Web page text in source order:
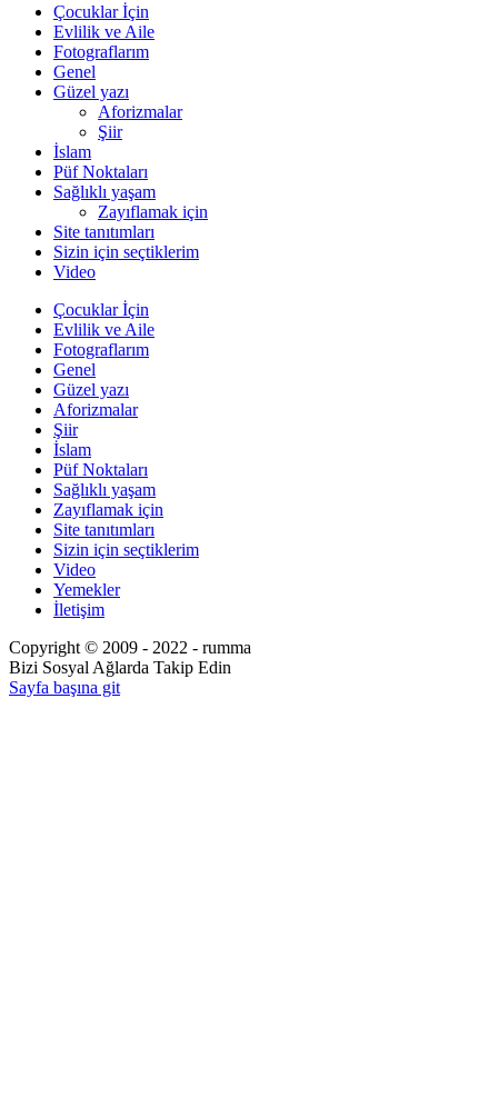
Çocuklar İçin
Evlilik ve Aile
Fotograflarım
Genel
Güzel yazı
Aforizmalar
Şiir
İslam
Püf Noktaları
Sağlıklı yaşam
Zayıflamak için
Site tanıtımları
Sizin için seçtiklerim
Video
Çocuklar İçin
Evlilik ve Aile
Fotograflarım
Genel
Güzel yazı
Aforizmalar
Şiir
İslam
Püf Noktaları
Sağlıklı yaşam
Zayıflamak için
Site tanıtımları
Sizin için seçtiklerim
Video
Yemekler
İletişim
Copyright © 2009 - 2022 - rumma
Bizi Sosyal Ağlarda Takip Edin
Sayfa başına git